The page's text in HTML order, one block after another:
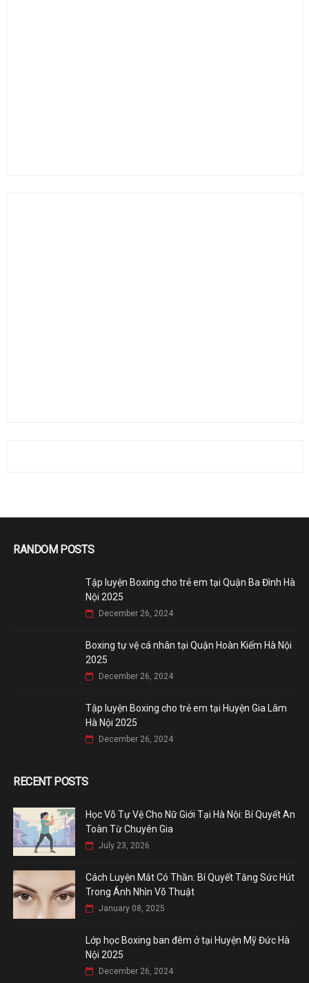
RANDOM POSTS
Tập luyện Boxing cho trẻ em tại Quận Ba Đình Hà
Nội 2025
December 26, 2024
Boxing tự vệ cá nhân tại Quận Hoàn Kiếm Hà Nội
2025
December 26, 2024
Tập luyện Boxing cho trẻ em tại Huyện Gia Lâm
Hà Nội 2025
December 26, 2024
RECENT POSTS
Học Võ Tự Vệ Cho Nữ Giới Tại Hà Nội: Bí Quyết An
Toàn Từ Chuyên Gia
July 23, 2026
Cách Luyện Mắt Có Thần: Bí Quyết Tăng Sức Hút
Trong Ánh Nhìn Võ Thuật
January 08, 2025
Lớp học Boxing ban đêm ở tại Huyện Mỹ Đức Hà
Nội 2025
December 26, 2024